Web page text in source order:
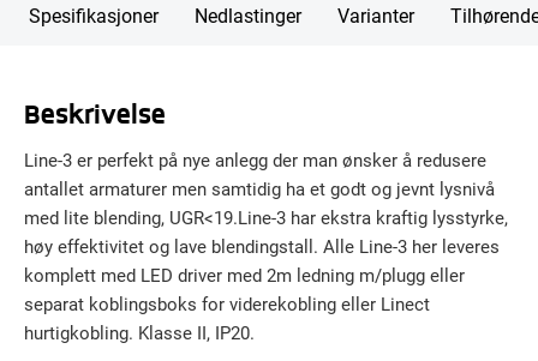
Spesifikasjoner Nedlastinger Varianter
Beskrivelse
Line-3 er perfekt på nye anlegg der man ønsker å redusere
antallet armaturer men samtidig ha et godt og jevnt lysnivå
med lite blending, UGR<19.Line-3 har ekstra kraftig lysstyrke,
høy effektivitet og lave blendingstall. Alle Line-3 her leveres
komplett med LED driver med 2m ledning m/plugg eller
separat koblingsboks for viderekobling eller Linect
hurtigkobling. Klasse II, IP20.